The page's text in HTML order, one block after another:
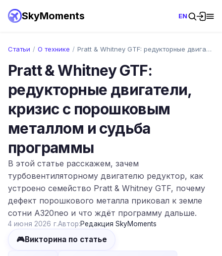
SkyMoments EN
Статьи / О технике / Pratt & Whitney GTF: редукторные двигате…
Pratt & Whitney GTF:
редукторные двигатели,
кризис с порошковым
металлом и судьба
программы
В этой статье расскажем, зачем
турбовентиляторному двигателю редуктор, как
устроено семейство Pratt & Whitney GTF, почему
дефект порошкового металла приковал к земле
сотни A320neo и что ждёт программу дальше.
4 июня 2026 г.Автор:Редакция SkyMoments
🎮Викторина по статье